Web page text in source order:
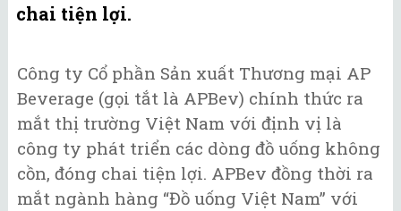
chai tiện lợi.
Công ty Cổ phần Sản xuất Thương mại AP
Beverage (gọi tắt là APBev) chính thức ra
mắt thị trường Việt Nam với định vị là
công ty phát triển các dòng đồ uống không
cồn, đóng chai tiện lợi. APBev đồng thời ra
mắt ngành hàng “Đồ uống Việt Nam” với